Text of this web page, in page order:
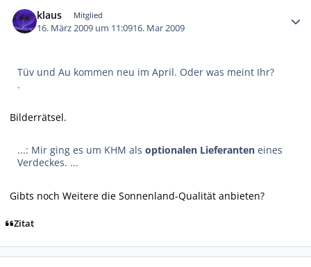
klaus Mitglied
16. März 2009 um 11:0916. Mar 2009
Tüv und Au kommen neu im April. Oder was meint Ihr?
.
Bilderrätsel.
...: Mir ging es um KHM alsoptionalen Lieferanten eines
Verdeckes. ...
Gibts noch Weitere die Sonnenland-Qualität anbieten?
Zitat